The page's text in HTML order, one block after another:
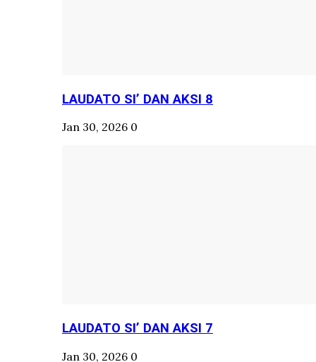
LAUDATO SI’ DAN AKSI 8
Jan 30, 2026 0
LAUDATO SI’ DAN AKSI 7
Jan 30, 2026 0